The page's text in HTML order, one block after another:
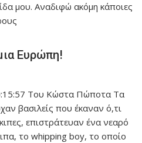
μου. Αναδιφώ ακόμη κάποιες
Ευρώπη!
Του Κώστα Πώποτα Τα
βασιλείς που έκαναν ό,τι
επιστράτευαν ένα νεαρό
το whipping boy, το οποίο